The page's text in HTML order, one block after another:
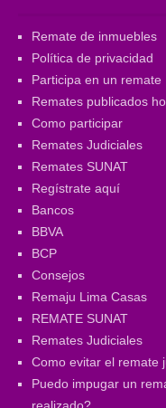
Remate de inmuebles
Política de privacidad
Participa en un remate
Remates publicados
Como participar
Remates Judiciales
Remates SUNAT
Regístrate aquí
Bancos
BBVA
BCP
Consejos
Remaju Lima Casas
REMATE SUNAT
Remates Judiciales
Como evitar el remate
Puedo impugar un
realizado?